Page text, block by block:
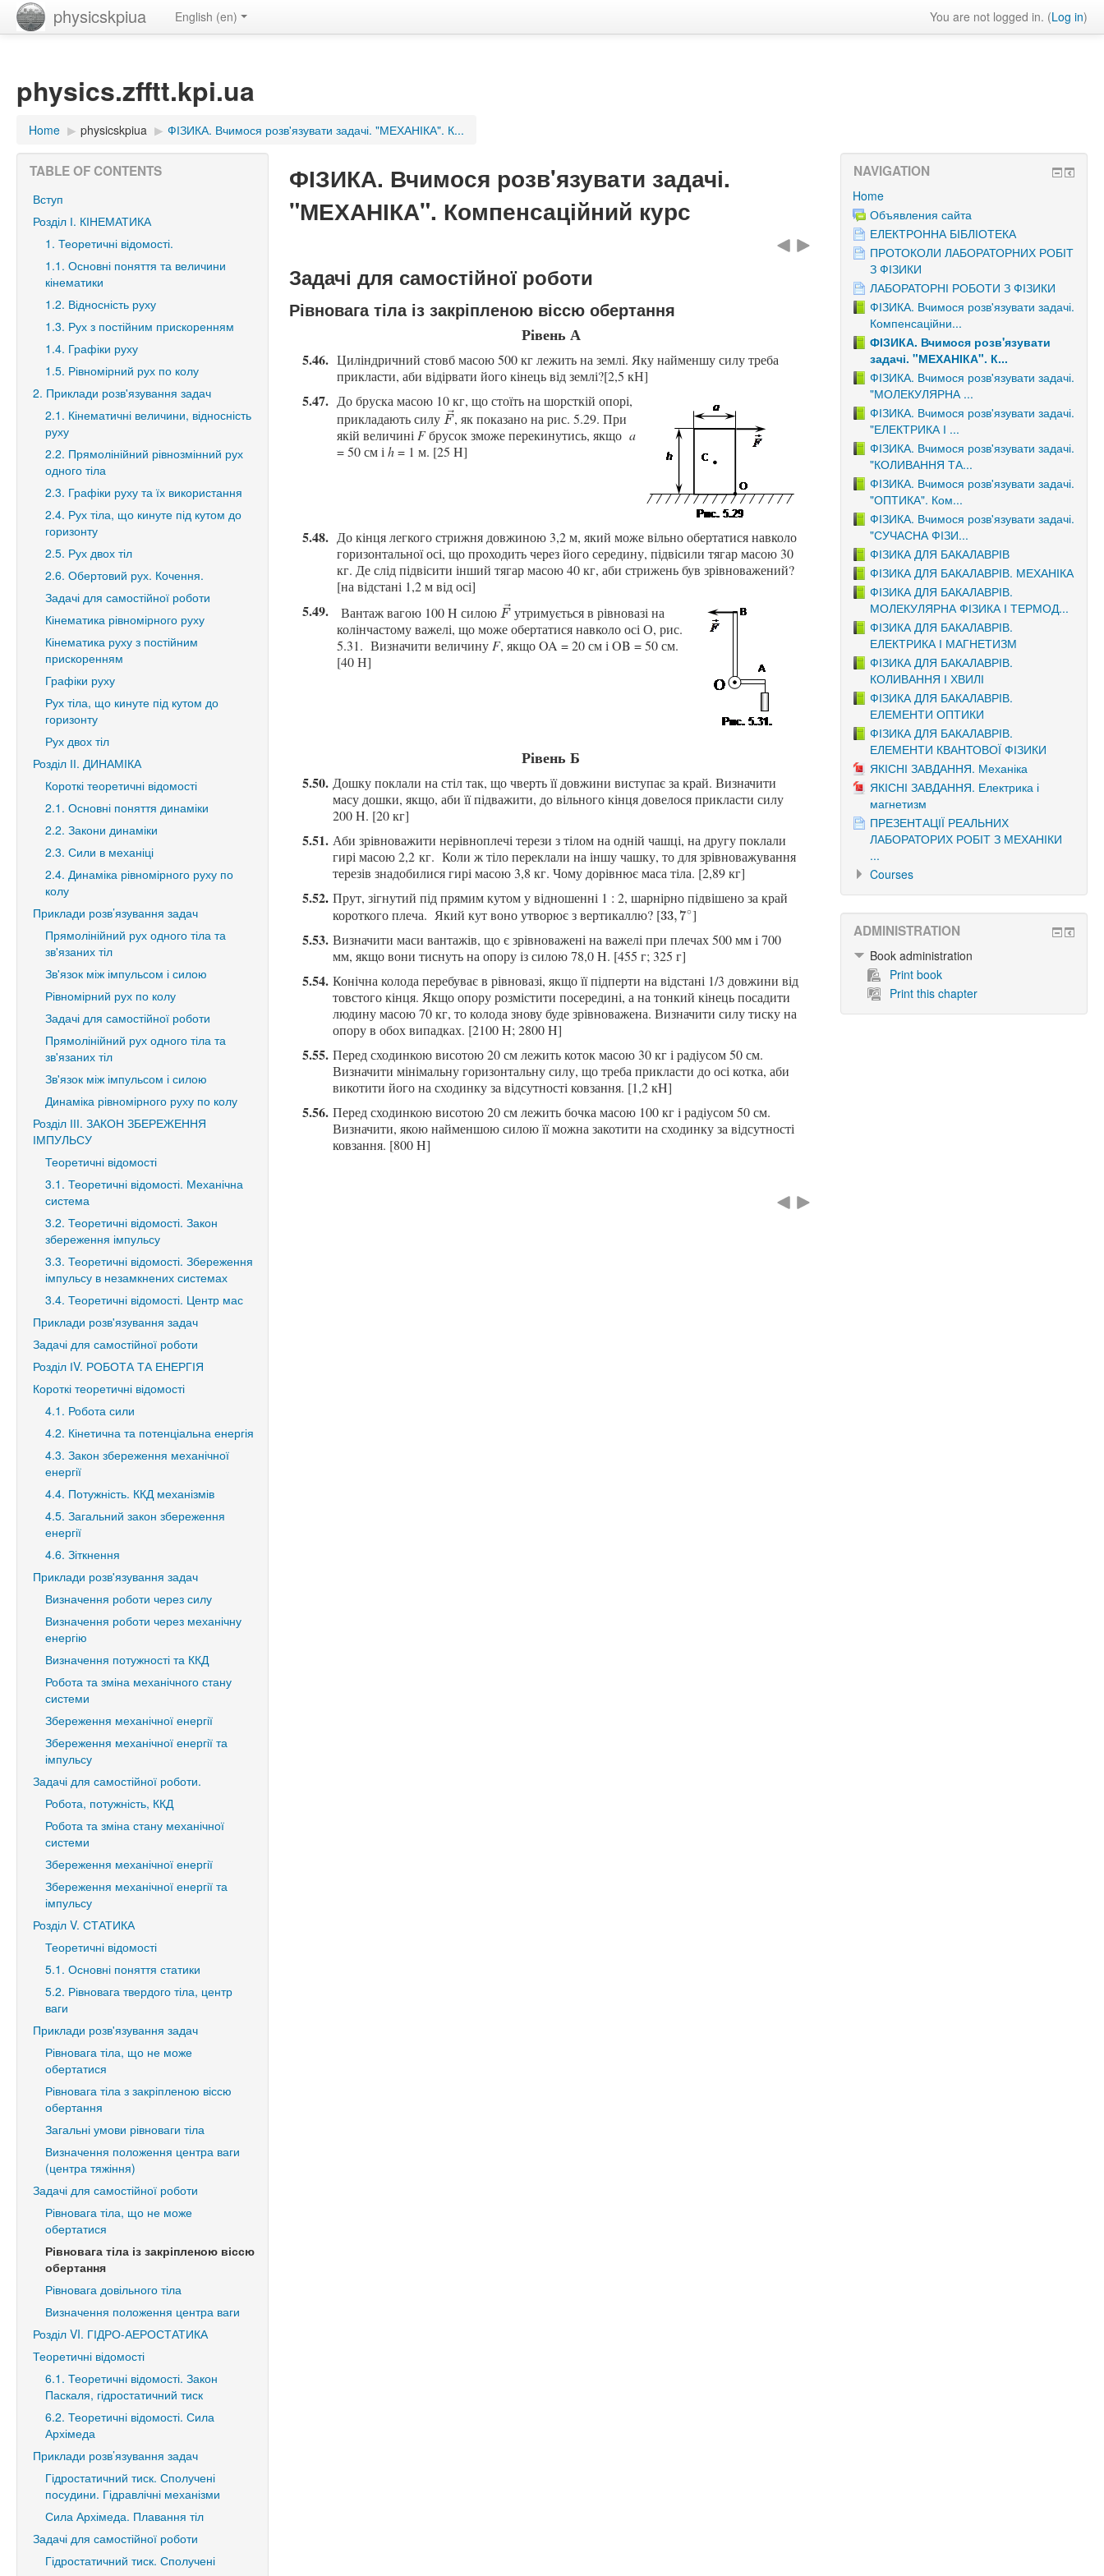
physicskpiua You are not logged in. (Log in)
English ‎(en)‎
physics.zfftt.kpi.ua
Home ▶︎ physicskpiua ▶︎ ФІЗИКА. Вчимося розв'язувати задачі. "МЕХАНІКА". К...
ФІЗИКА. Вчимося розв'язувати задачі.
"МЕХАНІКА". Компенсаційний курс
Задачі для самостійної роботи
Рівновага тіла із закріпленою віссю обертання
Рівень А
5.46. Циліндричний стовб масою 500 кг лежить на землі. Яку найменшу силу треба
прикласти, аби відірвати його кінець від землі?[2,5 кН]
5.47. До бруска масою 10 кг, що стоїть на шорсткій опорі,
прикладаютьсилу F⃗
F→
, як показано на рис. 5.29. При
якій величині Fбрусок зможе перекинутись, якщо a
= 50 см і h= 1 м. [25 H]
5.48. До кінця легкого стрижня довжиною 3,2 м, який може вільно обертатися навколо
горизонтальної осі, що проходить через його середину, підвісили тягар масою 30
кг. Де слід підвісити інший тягар масою 40 кг, аби стрижень був зрівноважений?
[на відстані 1,2 м від осі]
5.49. Вантаж вагою 100 H силою F⃗
F→утримується в рівновазі на
колінчастому важелі, що може обертатися навколо осі О, рис.
5.31. Визначити величину F, якщо OA = 20 см і OB = 50 см.
[40 Н]
Рівень Б
5.50. Дошку поклали на стіл так, що чверть її довжини виступає за край. Визначити
масу дошки, якщо, аби її підважити, до вільного кінця довелося прикласти силу
200 H. [20 кг]
5.51. Аби зрівноважити нерівноплечі терези з тілом на одній чашці, на другу поклали
гирі масою2,2 кг. Коли ж тіло переклали на іншу чашку, то для зрівноважування
терезів знадобилися гирі масою 3,8 кг. Чому дорівнює маса тіла. [2,89 кг]
5.52. Прут, зігнутий під прямим кутом у відношенні 1 : 2, шарнірно підвішено за край
короткого плеча. Який кут воноутворює з вертикаллю? [33, 7∘
33,7∘]
5.53. Визначити маси вантажів, що є зрівноважені на важелі при плечах 500 мм і 700
мм, якщо вони тиснуть на опору із силою 78,0 H. [455 г; 325 г]
5.54. Конічна колода перебуває в рівновазі, якщо її підперти на відстані 1/3 довжини від
товстого кінця. Якщо опору розмістити посередині, а на тонкий кінець посадити
людину масою 70 кг, то колода знову буде зрівноважена. Визначити силу тиску на
опору в обох випадках. [2100 H; 2800 H]
5.55. Перед сходинкою висотою 20 см лежить коток масою 30 кг і радіусом 50 см.
Визначити мінімальну горизонтальну силу, що треба прикласти до осі котка, аби
викотити йогона сходинку за відсутності ковзання. [1,2 кH]
5.56. Перед сходинкою висотою 20 см лежить бочка масою 100 кг і радіусом 50 см.
Визначити, якою найменшоюсилоюїї можна закотити на сходинку за відсутності
ковзання. [800 H]
TABLE OF CONTENTS
Вступ
Розділ І. КІНЕМАТИКА
1. Теоретичні відомості.
1.1. Основні поняття та величини
кінематики
1.2. Відносність руху
1.3. Рух з постійним прискоренням
1.4. Графіки руху
1.5. Рівномірний рух по колу
2. Приклади розв'язування задач
2.1. Кінематичні величини, відносність
руху
2.2. Прямолінійний рівнозмінний рух
одного тіла
2.3. Графіки руху та їх використання
2.4. Рух тіла, що кинуте під кутом до
горизонту
2.5. Рух двох тіл
2.6. Обертовий рух. Кочення.
Задачі для самостійної роботи
Кінематика рівномірного руху
Кінематика руху з постійним
прискоренням
Графіки руху
Рух тіла, що кинуте під кутом до
горизонту
Рух двох тіл
Розділ ІІ. ДИНАМІКА
Короткі теоретичні відомості
2.1. Основні поняття динаміки
2.2. Закони динаміки
2.3. Сили в механіці
2.4. Динаміка рівномірного руху по
колу
Приклади розв’язування задач
Прямолінійний рух одного тіла та
зв'язаних тіл
Зв'язок між імпульсом і силою
Рівномірний рух по колу
Задачі для самостійної роботи
Прямолінійний рух одного тіла та
зв'язаних тіл
Зв'язок між імпульсом і силою
Динаміка рівномірного руху по колу
Розділ ІІІ. ЗАКОН ЗБЕРЕЖЕННЯ
ІМПУЛЬСУ
Теоретичні відомості
3.1. Теоретичні відомості. Механічна
система
3.2. Теоретичні відомості. Закон
збереження імпульсу
3.3. Теоретичні відомості. Збереження
імпульсу в незамкнених системах
3.4. Теоретичні відомості. Центр мас
Приклади розв'язування задач
Задачі для самостійної роботи
Розділ ІV. РОБОТА ТА ЕНЕРГІЯ
Короткі теоретичні відомості
4.1. Робота сили
4.2. Кінетична та потенціальна енергія
4.3. Закон збереження механічної
енергії
4.4. Потужність. ККД механізмів
4.5. Загальний закон збереження
енергії
4.6. Зіткнення
Приклади розв'язування задач
Визначення роботи через силу
Визначення роботи через механічну
енергію
Визначення потужності та ККД
Робота та зміна механічного стану
системи
Збереження механічної енергії
Збереження механічної енергії та
імпульсу
Задачі для самостійної роботи.
Робота, потужність, ККД
Робота та зміна стану механічної
системи
Збереження механічної енергії
Збереження механічної енергії та
імпульсу
Розділ V. СТАТИКА
Теоретичні відомості
5.1. Основні поняття статики
5.2. Рівновага твердого тіла, центр
ваги
Приклади розв'язування задач
Рівновага тіла, що не може
обертатися
Рівновага тіла з закріпленою віссю
обертання
Загальні умови рівноваги тіла
Визначення положення центра ваги
(центра тяжіння)
Задачі для самостійної роботи
Рівновага тіла, що не може
обертатися
Рівновага тіла із закріпленою віссю
обертання
Рівновага довільного тіла
Визначення положення центра ваги
Розділ VI. ГІДРО-АЕРОСТАТИКА
Теоретичні відомості
6.1. Теоретичні відомості. Закон
Паскаля, гідростатичний тиск
6.2. Теоретичні відомості. Сила
Архімеда
Приклади розв’язування задач
Гідростатичний тиск. Сполучені
посудини. Гідравлічні механізми
Сила Архімеда. Плавання тіл
Задачі для самостійної роботи
Гідростатичний тиск. Сполучені
NAVIGATION
Home
Объявления сайта
ЕЛЕКТРОННА БІБЛІОТЕКА
ПРОТОКОЛИ ЛАБОРАТОРНИХ РОБІТ
З ФІЗИКИ
ЛАБОРАТОРНІ РОБОТИ З ФІЗИКИ
ФІЗИКА. Вчимося розв'язувати задачі.
Компенсаційни...
ФІЗИКА. Вчимося розв'язувати
задачі. "МЕХАНІКА". К...
ФІЗИКА. Вчимося розв'язувати задачі.
"МОЛЕКУЛЯРНА ...
ФІЗИКА. Вчимося розв'язувати задачі.
"ЕЛЕКТРИКА І ...
ФІЗИКА. Вчимося розв'язувати задачі.
"КОЛИВАННЯ ТА...
ФІЗИКА. Вчимося розв'язувати задачі.
"ОПТИКА". Ком...
ФІЗИКА. Вчимося розв'язувати задачі.
"СУЧАСНА ФІЗИ...
ФІЗИКА ДЛЯ БАКАЛАВРІВ
ФІЗИКА ДЛЯ БАКАЛАВРІВ. МЕХАНІКА
ФІЗИКА ДЛЯ БАКАЛАВРІВ.
МОЛЕКУЛЯРНА ФІЗИКА І ТЕРМОД...
ФІЗИКА ДЛЯ БАКАЛАВРІВ.
ЕЛЕКТРИКА І МАГНЕТИЗМ
ФІЗИКА ДЛЯ БАКАЛАВРІВ.
КОЛИВАННЯ І ХВИЛІ
ФІЗИКА ДЛЯ БАКАЛАВРІВ.
ЕЛЕМЕНТИ ОПТИКИ
ФІЗИКА ДЛЯ БАКАЛАВРІВ.
ЕЛЕМЕНТИ КВАНТОВОЇ ФІЗИКИ
ЯКІСНІ ЗАВДАННЯ. Механіка
ЯКІСНІ ЗАВДАННЯ. Електрика і
магнетизм
ПРЕЗЕНТАЦІЇ РЕАЛЬНИХ
ЛАБОРАТОРИХ РОБІТ З МЕХАНІКИ
...
Courses
ADMINISTRATION
Book administration
Print book
Print this chapter